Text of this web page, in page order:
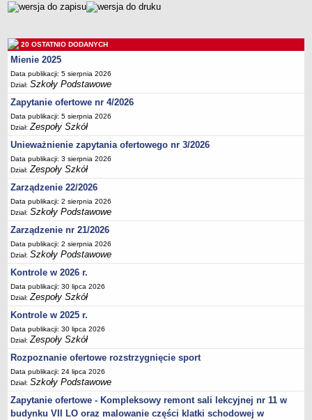
Deklaracja dostępności
Zespół Poradni
BIURO FINANSÓW OŚWIATY
Dane podstawowe
Statut
Majątek
Godziny dyżurów
Ogłoszenia
Zarządzenia
Rejestry, ewidencje, archiwa
Kontrole
PONOWNE WYKORZYSTYWANIE
Sprawozdania
Deklaracja dostępności
DEKLARACJA DOSTĘPNOŚCI
OŚWIADCZENIA MAJĄTKOWE
PONOWNE WYKORZYSTYWANIE
UDOSTĘPNIANIE INFORMACJI PUBLICZNEJ
OCHRONA DANYCH OSOBOWYCH
20 OSTATNIO DODANYCH
Mienie 2025
Data publikacji: 5 sierpnia 2026
Dział:Szkoły Podstawowe
Zapytanie ofertowe nr 4/2026
Data publikacji: 5 sierpnia 2026
Dział:Zespoły Szkół
Unieważnienie zapytania ofertowego nr 3/2026
Data publikacji: 3 sierpnia 2026
Dział:Zespoły Szkół
Zarządzenie 22/2026
Data publikacji: 2 sierpnia 2026
Dział:Szkoły Podstawowe
Zarządzenie nr 21/2026
Data publikacji: 2 sierpnia 2026
Dział:Szkoły Podstawowe
Kontrole w 2026 r.
Data publikacji: 30 lipca 2026
Dział:Zespoły Szkół
Kontrole w 2025 r.
Data publikacji: 30 lipca 2026
Dział:Zespoły Szkół
Rozpoznanie ofertowe rozstrzygnięcie sport
Data publikacji: 24 lipca 2026
Dział:Szkoły Podstawowe
Zapytanie ofertowe - Kompleksowy remont sali lekcyjnej nr 11 w
budynku VII LO oraz malowanie części klatki schodowej w